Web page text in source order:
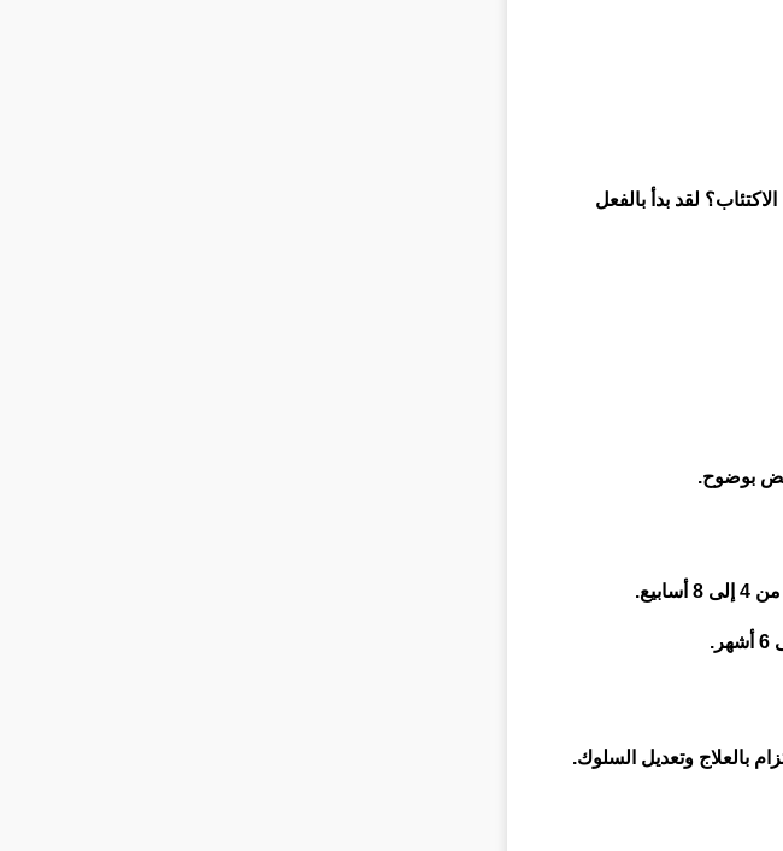
لقد بدأ بالفعل
بوضوح.
بالعلاج وتعديل السلوك.